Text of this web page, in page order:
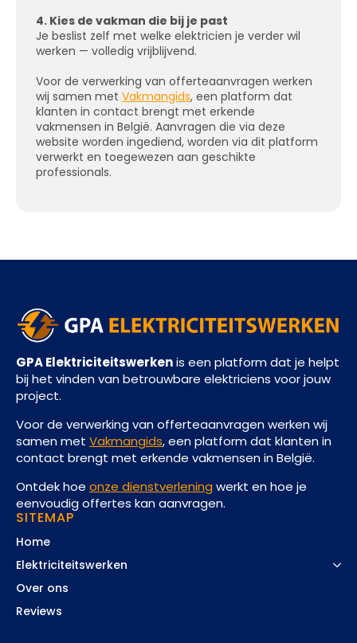
4. Kies de vakman die bij je past
Je beslist zelf met welke elektricien je verder wil
werken — volledig vrijblijvend.
Voor de verwerking van offerteaanvragen werken
wij samen met Vakmangids, een platform dat
klanten in contact brengt met erkende
vakmensen in België. Aanvragen die via deze
website worden ingediend, worden via dit platform
verwerkt en toegewezen aan geschikte
professionals.
GPA Elektriciteitswerkenis een platform dat je helpt
bij het vinden van betrouwbare elektriciens voor jouw
project.
Voor de verwerking van offerteaanvragen werken wij
samen met Vakmangids, een platform dat klanten in
contact brengt met erkende vakmensen in België.
Ontdek hoe onze dienstverleningwerkt en hoe je
eenvoudig offertes kan aanvragen.
SITEMAP
Home
Elektriciteitswerken
Over ons
Reviews